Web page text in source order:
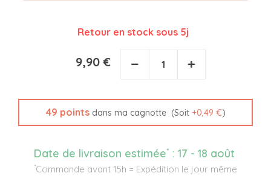
Retour en stock sous 5j
9,90 € − +
49 pointsdans ma cagnotte (Soit +0,49 €)
Date de livraison estimée* : 17 - 18 août
*Commande avant 15h = Expédition le jour même